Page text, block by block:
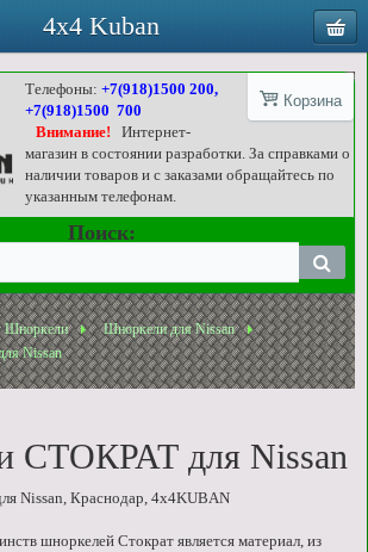
Корзина
Телефоны:+7(918)1500 200,
+7(918)1500 700
Внимание!
Интернет-
магазин в состоянии разработки. За справками о
наличии товаров и с заказами обращайтесь по
указанным телефонам.
Поиск:
Шноркели
Шноркели для Nissan
Nissan
СТОКРАТ для Nissan
Nissan, Краснодар, 4x4KUBAN
шноркелей Стократ является материал, из
4x4 Kuban